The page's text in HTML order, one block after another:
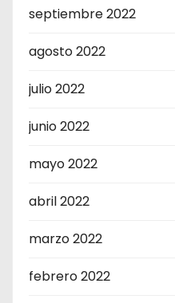
septiembre 2022
agosto 2022
julio 2022
junio 2022
mayo 2022
abril 2022
marzo 2022
febrero 2022